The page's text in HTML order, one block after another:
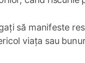
să manifeste
viața sau